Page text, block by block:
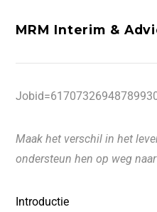
MRM Interim &
Maak het verschil in het
ondersteun hen op weg
Introductie